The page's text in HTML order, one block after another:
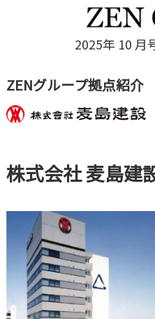
2025年 10 月
ZENグループ拠点紹介
株式会社 麦島建